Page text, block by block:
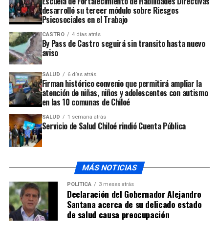
Ancud
Sismo de menor intensidad fue percibido en las regiones
de Los Lagos y Aysén
desarrolló su tercer módulo sobre Riesgos
Psicosociales en el Trabajo
CASTRO 4 días atrás
By Pass de Castro seguirá sin transito hasta nuevo
aviso
SALUD 6 días atrás
Firman histórico convenio que permitirá ampliar la
atención de niñas, niños y adolescentes con autismo
en las 10 comunas de Chiloé
SALUD 1 semana atrás
Servicio de Salud Chiloé rindió Cuenta Pública
MÁS NOTICIAS
POLÍTICA 3 meses atrás
Declaración del Gobernador Alejandro
Santana acerca de su delicado estado
de salud causa preocupación